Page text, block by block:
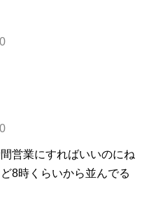
営業にすればいいのにね
8時くらいから並んでる